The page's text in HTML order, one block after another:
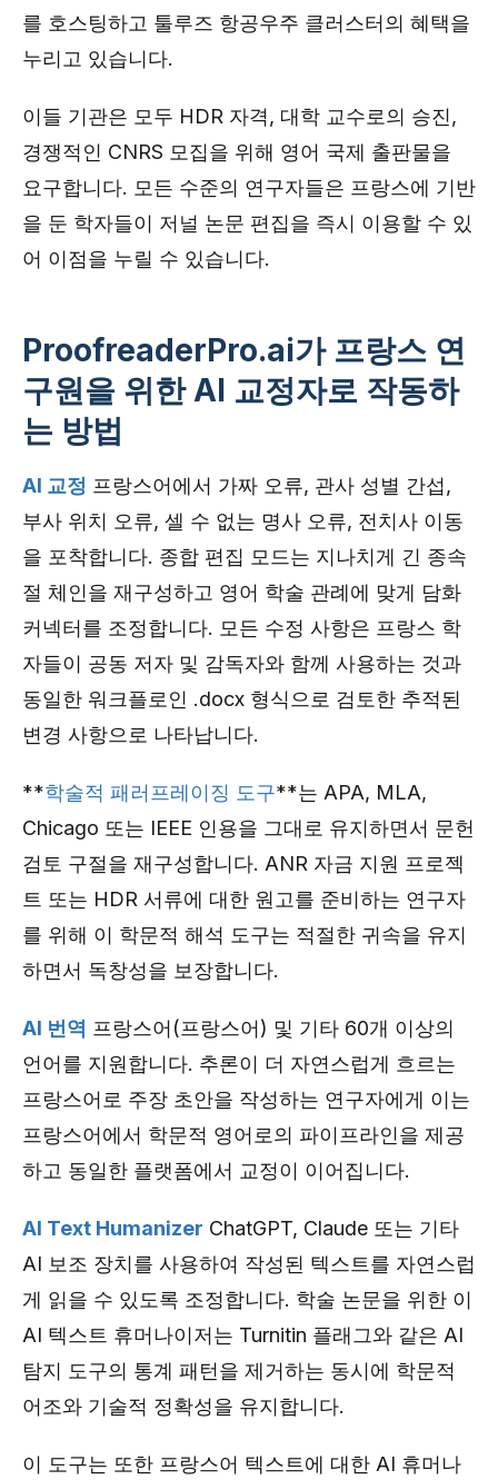
를 호스팅하고 툴루즈 항공우주 클러스터의 혜택을
누리고 있습니다.
이들 기관은 모두 HDR 자격, 대학 교수로의 승진,
경쟁적인 CNRS 모집을 위해 영어 국제 출판물을
요구합니다. 모든 수준의 연구자들은 프랑스에 기반
을 둔 학자들이 저널 논문 편집을 즉시 이용할 수 있
어 이점을 누릴 수 있습니다.
ProofreaderPro.ai가 프랑스 연
구원을 위한 AI 교정자로 작동하
는 방법
AI 교정 프랑스어에서 가짜 오류, 관사 성별 간섭,
부사 위치 오류, 셀 수 없는 명사 오류, 전치사 이동
을 포착합니다. 종합 편집 모드는 지나치게 긴 종속
절 체인을 재구성하고 영어 학술 관례에 맞게 담화
커넥터를 조정합니다. 모든 수정 사항은 프랑스 학
자들이 공동 저자 및 감독자와 함께 사용하는 것과
동일한 워크플로인 .docx 형식으로 검토한 추적된
변경 사항으로 나타납니다.
**학술적 패러프레이징 도구**는 APA, MLA,
Chicago 또는 IEEE 인용을 그대로 유지하면서 문헌
검토 구절을 재구성합니다. ANR 자금 지원 프로젝
트 또는 HDR 서류에 대한 원고를 준비하는 연구자
를 위해 이 학문적 해석 도구는 적절한 귀속을 유지
하면서 독창성을 보장합니다.
AI 번역 프랑스어(프랑스어) 및 기타 60개 이상의
언어를 지원합니다. 추론이 더 자연스럽게 흐르는
프랑스어로 주장 초안을 작성하는 연구자에게 이는
프랑스어에서 학문적 영어로의 파이프라인을 제공
하고 동일한 플랫폼에서 교정이 이어집니다.
AI Text Humanizer ChatGPT, Claude 또는 기타
AI 보조 장치를 사용하여 작성된 텍스트를 자연스럽
게 읽을 수 있도록 조정합니다. 학술 논문을 위한 이
AI 텍스트 휴머나이저는 Turnitin 플래그와 같은 AI
탐지 도구의 통계 패턴을 제거하는 동시에 학문적
어조와 기술적 정확성을 유지합니다.
이 도구는 또한 프랑스어 텍스트에 대한 AI 휴머나